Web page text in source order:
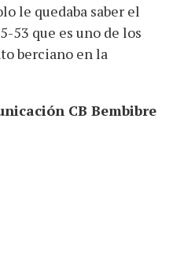
le quedaba saber el
53 que es uno de los
berciano en la
CB Bembibre